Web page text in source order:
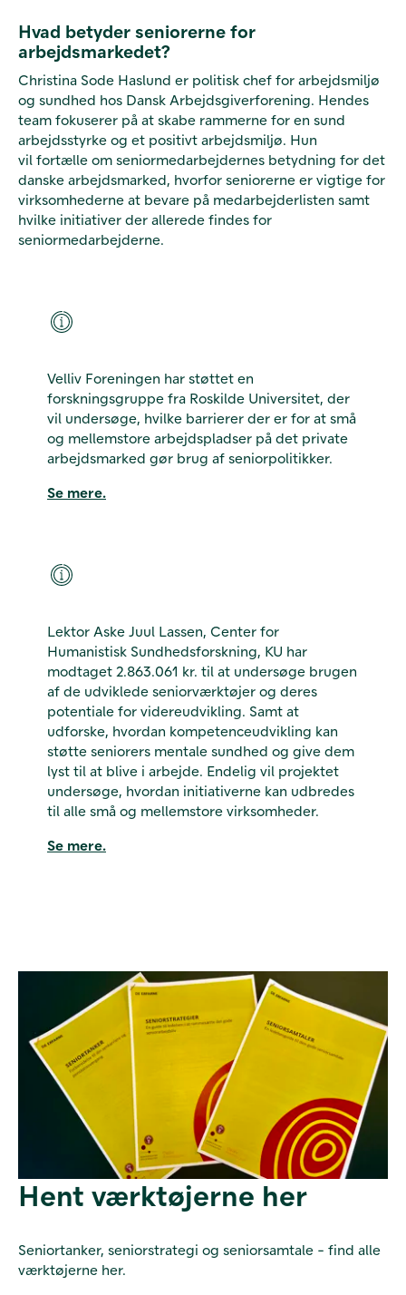
Hvad betyder seniorerne for
arbejdsmarkedet?
Christina Sode Haslund er politisk chef for arbejdsmiljø
og sundhed hos Dansk Arbejdsgiverforening. Hendes
team fokuserer på at skabe rammerne for en sund
arbejdsstyrke og et positivt arbejdsmiljø. Hun
vil fortælle om seniormedarbejdernes betydning for det
danske arbejdsmarked, hvorfor seniorerne er vigtige for
virksomhederne at bevare på medarbejderlisten samt
hvilke initiativer der allerede findes for
seniormedarbejderne.
Velliv Foreningen har støttet en
forskningsgruppe fra Roskilde Universitet, der
vil undersøge, hvilke barrierer der er for at små
og mellemstore arbejdspladser på det private
arbejdsmarked gør brug af seniorpolitikker.
Se mere.
Lektor Aske Juul Lassen, Center for
Humanistisk Sundhedsforskning, KU har
modtaget 2.863.061 kr. til at undersøge brugen
af de udviklede seniorværktøjer og deres
potentiale for videreudvikling. Samt at
udforske, hvordan kompetenceudvikling kan
støtte seniorers mentale sundhed og give dem
lyst til at blive i arbejde. Endelig vil projektet
undersøge, hvordan initiativerne kan udbredes
til alle små og mellemstore virksomheder.
Se mere.
Hent værktøjerne her
Seniortanker, seniorstrategi og seniorsamtale - find alle
værktøjerne her.